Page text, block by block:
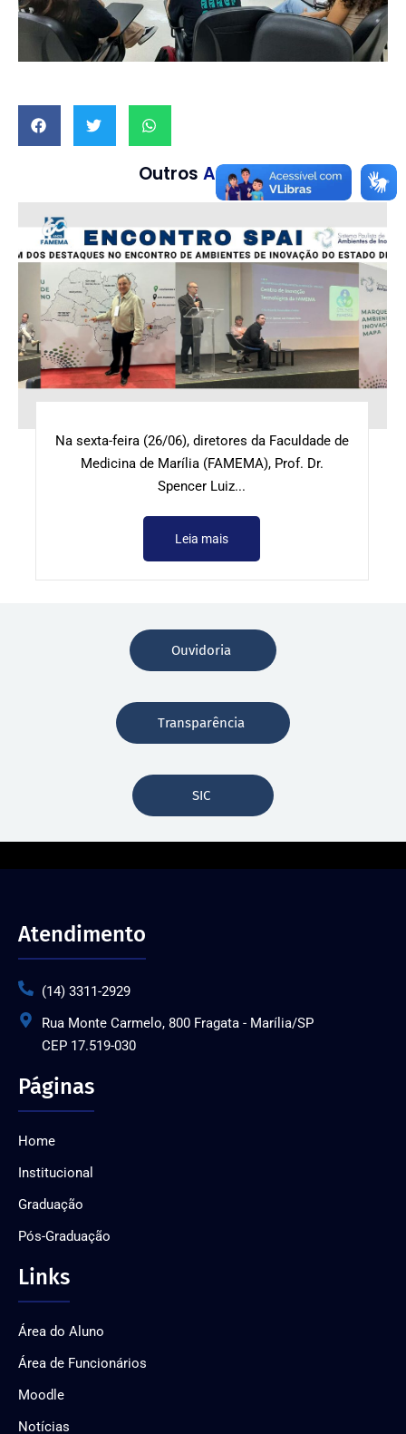
Outros Artigos
Na sexta-feira (26/06), diretores da Faculdade de
Medicina de Marília (FAMEMA), Prof. Dr.
Spencer Luiz...
Leia mais
Ouvidoria
Transparência
SIC
Atendimento
(14) 3311-2929
Rua Monte Carmelo, 800 Fragata - Marília/SP
CEP 17.519-030
Páginas
Home
Institucional
Graduação
Pós-Graduação
Links
Área do Aluno
Área de Funcionários
Moodle
Notícias